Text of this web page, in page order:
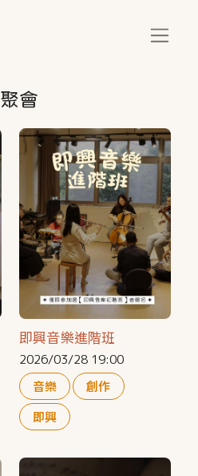
聚會
即興音樂進階班
2026/03/28 19:00
音樂
創作
即興